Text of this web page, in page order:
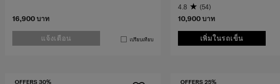
16,900 บาท
แจ้งเตือน เปรียบเทียบ
10,900 บาท
เพิ่มในรถเข็น
4.8 (54)
OFFERS 30% OFFERS 25%